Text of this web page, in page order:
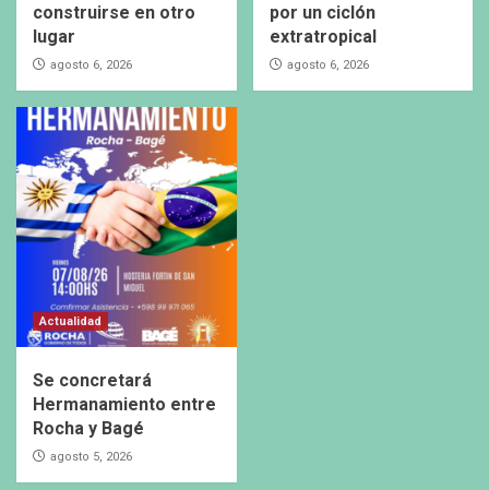
construirse en otro
lugar
agosto 6, 2026
por un ciclón
extratropical
agosto 6, 2026
Actualidad
Se concretará
Hermanamiento entre
Rocha y Bagé
agosto 5, 2026